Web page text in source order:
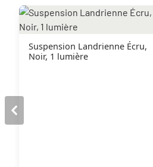
Suspension Landrienne Écru,
Noir, 1 lumière